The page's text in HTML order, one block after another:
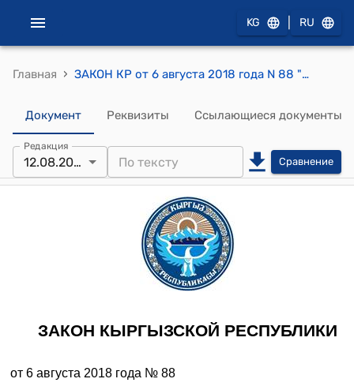
KG RU
Главная › ЗАКОН КР от 6 августа 2018 года N 88 "О внесении изменений в некоторые законодательные акты по вопросам противодействия финансированию террористической деятельности и легализации (отмыванию) преступных доходов"
Документ Реквизиты Ссылающиеся документы
Редакция
12.08.2025 Сравнение